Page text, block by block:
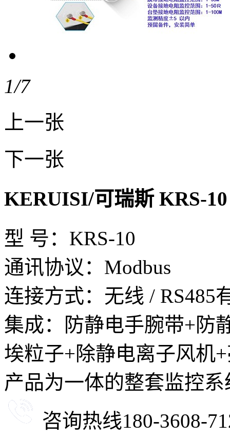
1/7
上一张
下一张
KERUISI/可瑞斯 KRS-
型 号：KRS-10
通讯协议：Modbus
连接方式：无线 / RS485
集成：防静电手腕带+防
埃粒子+除静电离子风机
产品为一体的整套监控系
咨询热线180-3608-